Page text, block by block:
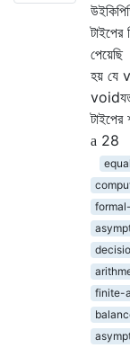
টাইপের
পেয়েছি
হয় যে
28
finite-